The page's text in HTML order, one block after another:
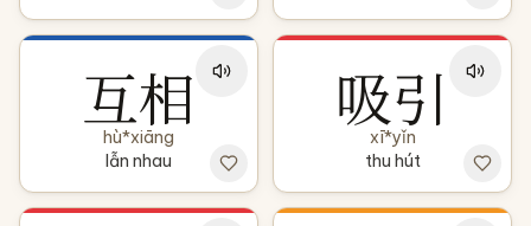
互相
hù*xiāng
lẫn nhau
吸引
xī*yǐn
thu hút